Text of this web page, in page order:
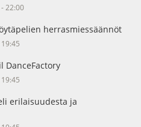
22:00
herrasmiessäännöt
DanceFactory
erilaisuudesta ja